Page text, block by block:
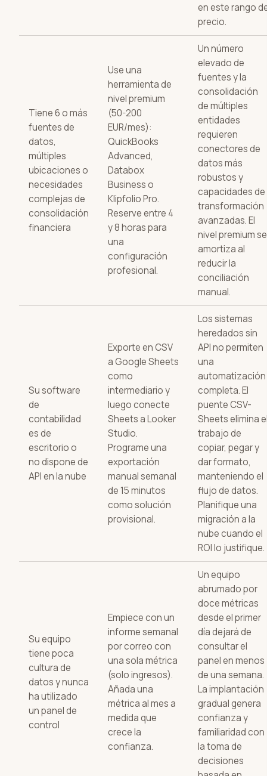
en este rango
precio.
Tiene 6 o más
fuentes de
datos,
múltiples
ubicaciones o
necesidades
complejas de
consolidación
financiera
Use una
herramienta de
nivel premium
(50-200
EUR/mes):
QuickBooks
Advanced,
Databox
Business o
Klipfolio Pro.
Reserve entre 4
y 8 horas para
una
configuración
profesional.
Un número
elevado de
fuentes y la
consolidación
de múltiples
entidades
requieren
conectores de
datos más
robustos y
capacidades de
transformación
avanzadas. El
nivel premium se
amortiza al
reducir la
conciliación
manual.
Su software
de
contabilidad
es de
escritorio o
no dispone de
API en la nube
Exporte en CSV
a Google Sheets
como
intermediario y
luego conecte
Sheets a Looker
Studio.
Programe una
exportación
manual semanal
de 15 minutos
como solución
provisional.
Los sistemas
heredados sin
API no permiten
una
automatización
completa. El
puente CSV-
Sheets elimina
trabajo de
copiar, pegar y
dar formato,
manteniendo el
flujo de datos.
Planifique una
migración a la
nube cuando el
ROI lo justifique.
Su equipo
tiene poca
cultura de
datos y nunca
ha utilizado
un panel de
control
Empiece con un
informe semanal
por correo con
una sola métrica
(solo ingresos).
Añada una
métrica al mes a
medida que
crece la
confianza.
Un equipo
abrumado por
doce métricas
desde el primer
día dejará de
consultar el
panel en menos
de una semana.
La implantación
gradual genera
confianza y
familiaridad con
la toma de
decisiones